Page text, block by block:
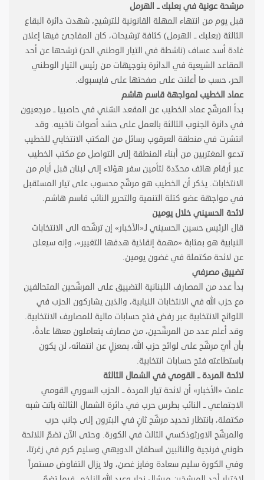
مرشحة عونية في بعلبك ــ الهرمل
قبل يوم من انتهاء المهلة القانونية للترشيح، شهدت دائرة البقاع
الثالثة (بعلبك ــ الهرمل) كثافة ترشيحات، كان المفاجئ فيها إعلان
غادة أسد عساف (ناشطة في التيار الوطني الحر) ترشحها عن أحد
المقاعد الشيعية في الدائرة بتوجيهات من رئيس التيار الوطني
الحر، حسب ما أعلنت على صفحتها على فايسبوك.
عماد الخطيب لمواجهة قاسم هاشم
بدأ المرشّح عماد الخطيب عن المقعد السّني في حاصبيا ــ مرجعيون
في دائرة الجنوب الثالثة بالعمل على حشد أصوات ناخبيه. وقد
انتشرت في منطقة العرقوب رسائل من المكتب الانتخابي للخطيب
تدعو المغتربين من أبناء المنطقة إلى التواصل مع مكتب الخطيب
عبر أرقام هاتف محدّدة لتأمين سفر هؤلاء إلى لبنان قبل أيام من
الانتخابات. يذكر أن الخطيب هو مرشّح محسوب على تيار المستقبل
في مواجهة عضو كتلة التنمية والتحرير النائب قاسم هاشم.
لائحة الحسيني خلال يومين
قال الرئيس حسين الحسيني لـ«الأخبار» إن ترشّحه الى الانتخابات
النيابية هو بمثابة «مهمة إنقاذية هدفها التغيير»، وإنه سيعلن
عن لائحة مكتملة في غضون يومين.
تضييق مصرفي
بدأ عدد من المصارف اللبنانية التضييق على المرشّحين المتحالفين
مع حزب الله في الانتخابات النيابية، والذين يشاركون الحزب في
اللوائح الانتخابية عبر رفض فتح حسابات مالية للمصاريف الانتخابية.
وقد أعلم عدد من المرشّحين، من مصارف يتعاملون معها عادةً،
بأن أيّ مرشّح على لوائح حزب الله، بمعزلٍ عن انتمائه، لن يكون
باستطاعته فتح حسابات انتخابية.
لائحة المردة ــ القومي في الشمال الثالثة
علمت «الأخبار» أن لائحة تيار المردة ــ الحزب السوري القومي
الاجتماعي ــ النائب بطرس حرب في دائرة الشمال الثالثة باتت شبه
مكتملة، بانتظار تحديد مرشّح ثانٍ في البترون إلى جانب حرب
والمرشّح الاورثوذكسي الثالث في الكورة. وحتى الآن تضمّ اللائحة
طوني فرنجية والنائبين اسطفان الدويهي وسليم كرم في زغرتا،
وفي الكورة سليم سعادة وفايز غصن، ولا يزال التفاوض مستمراً